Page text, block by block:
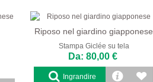
Riposo nel giardino giapponese
Stampa Giclée su tela
Da: 80,00 €
Ingrandire